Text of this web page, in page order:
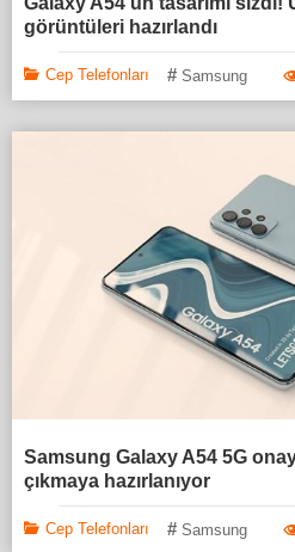
görüntüleri hazırlandı
Cep Telefonları # Samsung
Samsung Galaxy A54 5G
çıkmaya hazırlanıyor
Cep Telefonları # Samsung